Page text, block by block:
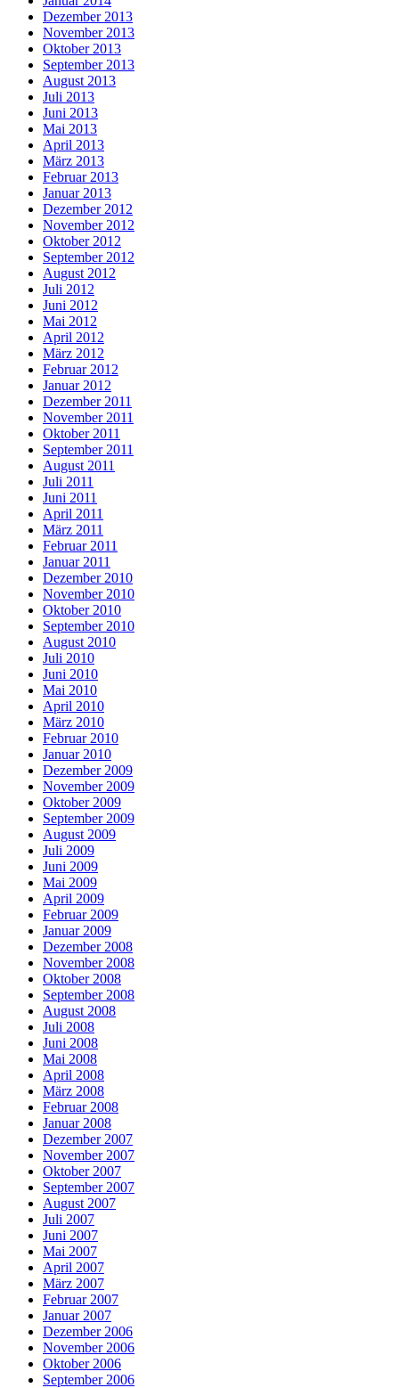
Dezember 2013
November 2013
Oktober 2013
September 2013
August 2013
Juli 2013
Juni 2013
Mai 2013
April 2013
März 2013
Februar 2013
Januar 2013
Dezember 2012
November 2012
Oktober 2012
September 2012
August 2012
Juli 2012
Juni 2012
Mai 2012
April 2012
März 2012
Februar 2012
Januar 2012
Dezember 2011
November 2011
Oktober 2011
September 2011
August 2011
Juli 2011
Juni 2011
April 2011
März 2011
Februar 2011
Januar 2011
Dezember 2010
November 2010
Oktober 2010
September 2010
August 2010
Juli 2010
Juni 2010
Mai 2010
April 2010
März 2010
Februar 2010
Januar 2010
Dezember 2009
November 2009
Oktober 2009
September 2009
August 2009
Juli 2009
Juni 2009
Mai 2009
April 2009
Februar 2009
Januar 2009
Dezember 2008
November 2008
Oktober 2008
September 2008
August 2008
Juli 2008
Juni 2008
Mai 2008
April 2008
März 2008
Februar 2008
Januar 2008
Dezember 2007
November 2007
Oktober 2007
September 2007
August 2007
Juli 2007
Juni 2007
Mai 2007
April 2007
März 2007
Februar 2007
Januar 2007
Dezember 2006
November 2006
Oktober 2006
September 2006